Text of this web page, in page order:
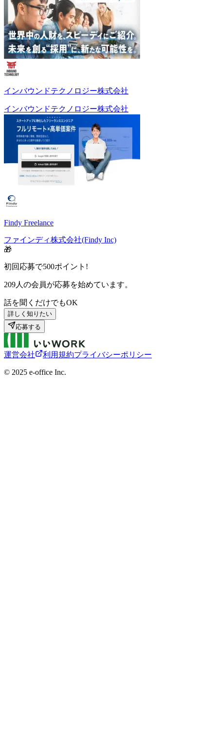
インバウンドテクノロジー株式会社
インバウンドテクノロジー株式会社
Findy Freelance
ファインディ株式会社(Findy Inc)
🎁
初回応募で500ポイント!
209人の会員が応募を始めています。
話を聞くだけでもOK
詳しく知りたい
応募する
運営会社 利用規約プライバシーポリシー
©︎ 2025 e-office Inc.